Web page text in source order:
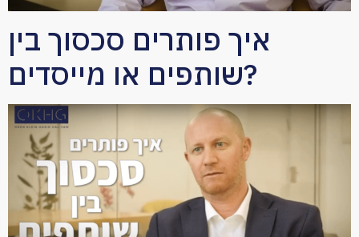
איך פותרים סכסוך בין
שותפים או מייסדים?